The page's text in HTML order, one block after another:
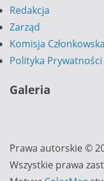
Redakcja
Zarząd
Komisja Członkowska
Polityka Prywatności
Galeria
Prawa autorskie ©
Wszystkie prawa